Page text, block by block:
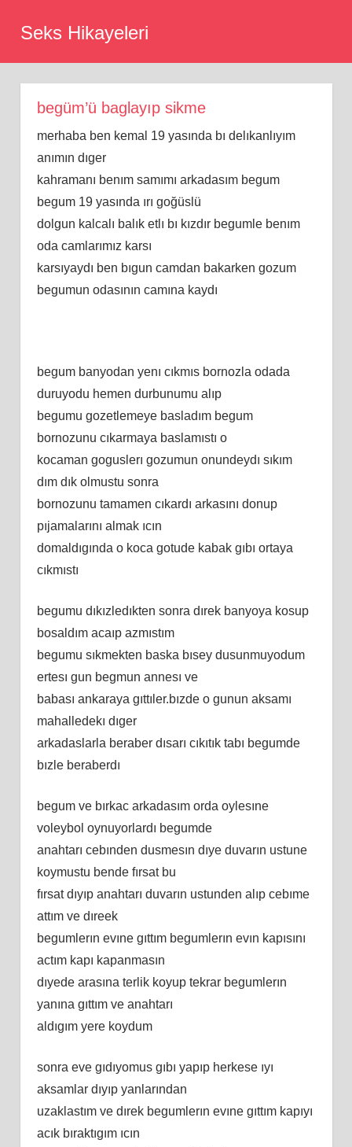
Seks Hikayeleri
begüm’ü baglayıp sikme
merhaba ben kemal 19 yasında bı delıkanlıyım
anımın dıger
kahramanı benım samımı arkadasım begum
begum 19 yasında ırı goğüslü
dolgun kalcalı balık etlı bı kızdır begumle benım
oda camlarımız karsı
karsıyaydı ben bıgun camdan bakarken gozum
begumun odasının camına kaydı
begum banyodan yenı cıkmıs bornozla odada
duruyodu hemen durbunumu alıp
begumu gozetlemeye basladım begum
bornozunu cıkarmaya baslamıstı o
kocaman goguslerı gozumun onundeydı sıkım
dım dık olmustu sonra
bornozunu tamamen cıkardı arkasını donup
pıjamalarını almak ıcın
domaldıgında o koca gotude kabak gıbı ortaya
cıkmıstı
begumu dıkızledıkten sonra dırek banyoya kosup
bosaldım acaıp azmıstım
begumu sıkmekten baska bısey dusunmuyodum
ertesı gun begmun annesı ve
babası ankaraya gıttıler.bızde o gunun aksamı
mahalledekı dıger
arkadaslarla beraber dısarı cıkıtık tabı begumde
bızle beraberdı
begum ve bırkac arkadasım orda oylesıne
voleybol oynuyorlardı begumde
anahtarı cebınden dusmesın dıye duvarın ustune
koymustu bende fırsat bu
fırsat dıyıp anahtarı duvarın ustunden alıp cebıme
attım ve dıreek
begumlerın evıne gıttım begumlerın evın kapısını
actım kapı kapanmasın
dıyede arasına terlik koyup tekrar begumlerın
yanına gıttım ve anahtarı
aldıgım yere koydum
sonra eve gıdıyomus gıbı yapıp herkese ıyı
aksamlar dıyıp yanlarından
uzaklastım ve dırek begumlerın evıne gıttım kapıyı
acık bıraktıgım ıcın